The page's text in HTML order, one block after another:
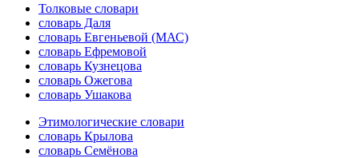
Толковые словари
словарь Даля
словарь Евгеньевой (МАС)
словарь Ефремовой
словарь Кузнецова
словарь Ожегова
словарь Ушакова
Этимологические словари
словарь Крылова
словарь Семёнова